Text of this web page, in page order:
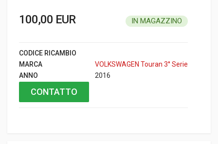
100,00 EUR IN MAGAZZINO
CODICE RICAMBIO
MARCA
VOLKSWAGEN Touran 3° Serie
ANNO
2016
CONTATTO